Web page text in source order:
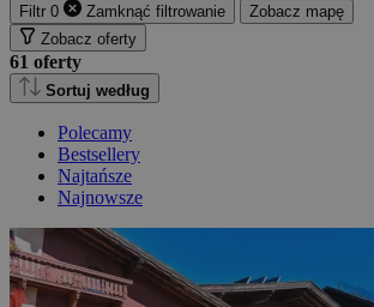
Filtr 0 Zamknąć filtrowanie
Zobacz mapę
Zobacz oferty
61 oferty
Sortuj według
Polecamy
Bestsellery
Najtańsze
Najnowsze